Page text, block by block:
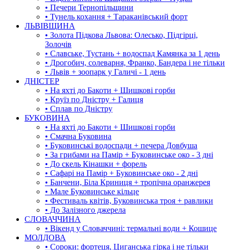
• Печери Тернопільщини
• Тунель кохання + Тараканівський форт
ЛЬВІВЩИНА
• Золота Підкова Львова: Олесько, Підгірці,
Золочів
• Славське, Тустань + водоспад Камянка за 1 день
• Дрогобич, солеварня, Франко, Бандера і не тільки
• Львів + зоопарк у Галичі - 1 день
ДНІСТЕР
• На яхті до Бакоти + Шишкові горби
• Круїз по Дністру + Галиця
• Сплав по Дністру
БУКОВИНА
• На яхті до Бакоти + Шишкові горби
• Смачна Буковина
• Буковинські водоспади + печера Довбуша
• За грибами на Памір + Буковинське око - 3 дні
• До скель Кінашки + форель
• Сафарі на Памір + Буковинське око - 2 дні
• Банчени, Біла Криниця + тропічна оранжерея
• Мале Буковинське кільце
• Фестиваль квітів, Буковинська троя + равлики
• До Залізного джерела
СЛОВАЧЧИНА
• Вікенд у Словаччині: термальні води + Кошице
МОЛДОВА
• Сороки: фортеця, Циганська гірка і не тільки